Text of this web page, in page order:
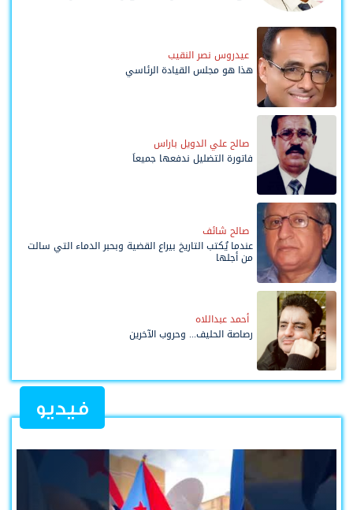
عيدروس نصر النقيب
هذا هو مجلس القيادة الرئاسي
صالح علي الدويل باراس
فاتورة التضليل ندفعها جميعاً
صالح شائف
عندما يُكتب التاريخ بيراع القضية وبحبر الدماء التي سالت
من أجلها
أحمد عبداللاه
رصاصة الحليف... وحروب الآخرين
فيديو